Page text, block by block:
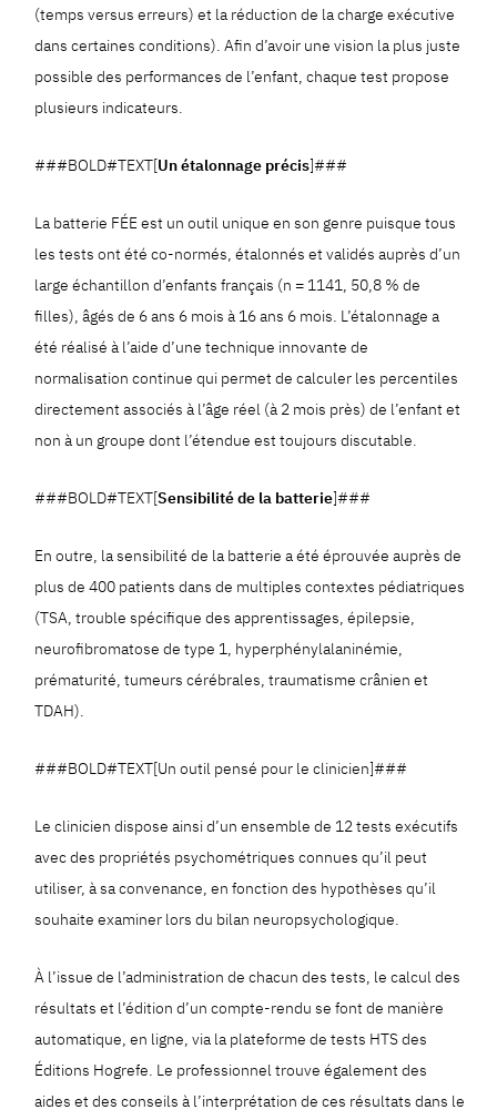
(temps versus erreurs) et la réduction de la charge exécutive
dans certaines conditions). Afin d’avoir une vision la plus juste
possible des performances de l’enfant, chaque test propose
plusieurs indicateurs.
###BOLD#TEXT[Un étalonnage précis]###
La batterie FÉE est un outil unique en son genre puisque tous
les tests ont été co-normés, étalonnés et validés auprès d’un
large échantillon d’enfants français (n = 1141, 50,8 % de
filles), âgés de 6 ans 6 mois à 16 ans 6 mois. L’étalonnage a
été réalisé à l’aide d’une technique innovante de
normalisation continue qui permet de calculer les percentiles
directement associés à l’âge réel (à 2 mois près) de l’enfant et
non à un groupe dont l’étendue est toujours discutable.
###BOLD#TEXT[Sensibilité de la batterie]###
En outre, la sensibilité de la batterie a été éprouvée auprès de
plus de 400 patients dans de multiples contextes pédiatriques
(TSA, trouble spécifique des apprentissages, épilepsie,
neurofibromatose de type 1, hyperphénylalaninémie,
prématurité, tumeurs cérébrales, traumatisme crânien et
TDAH).
###BOLD#TEXT[Un outil pensé pour le clinicien]###
Le clinicien dispose ainsi d’un ensemble de 12 tests exécutifs
avec des propriétés psychométriques connues qu’il peut
utiliser, à sa convenance, en fonction des hypothèses qu’il
souhaite examiner lors du bilan neuropsychologique.
À l’issue de l’administration de chacun des tests, le calcul des
résultats et l’édition d’un compte-rendu se font de manière
automatique, en ligne, via la plateforme de tests HTS des
Éditions Hogrefe. Le professionnel trouve également des
aides et des conseils à l’interprétation de ces résultats dans le